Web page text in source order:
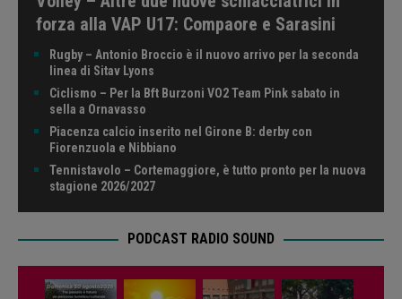
forza alla VAP U17: Compaore e Sarasini
Rugby – Antonio Broccio è il nuovo arrivo per la seconda
linea di Sitav Lyons
Ciclismo – Per la Bft Burzoni VO2 Team Pink sabato in
sella a Ornavasso
Piacenza calcio inserito nel Girone B: derby con
Fiorenzuola e Nibbiano
Tennistavolo – Cortemaggiore, è tutto pronto per la nuova
stagione 2026/2027
PODCAST RADIO SOUND